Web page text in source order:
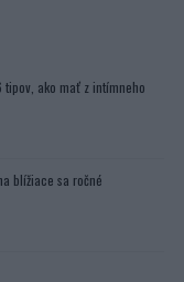
tipov, ako mať z intímneho
blížiace sa ročné